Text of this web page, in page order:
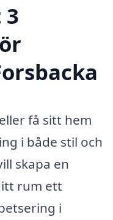
få sitt hem
i både stil och
skapa en
rum ett
i